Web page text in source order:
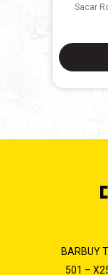
Sacar
BARBUY
501 –